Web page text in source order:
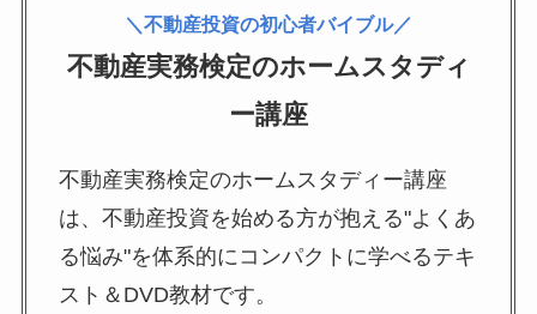
＼不動産投資の初心者バイブル／
不動産実務検定のホームスタディ
ー講座
不動産実務検定のホームスタディー講座
は、不動産投資を始める方が抱える"よくあ
る悩み"を体系的にコンパクトに学べるテキ
スト＆DVD教材です。